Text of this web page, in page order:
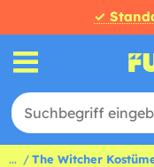
✓
... The Witcher